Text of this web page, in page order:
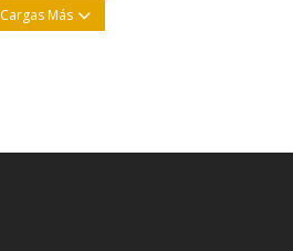
Cargas Más